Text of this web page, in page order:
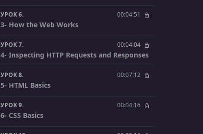
УРОК 6. 00:04:51
3- How the Web Works
УРОК 7. 00:04:04
4- Inspecting HTTP Requests and Responses
УРОК 8. 00:07:12
5- HTML Basics
УРОК 9. 00:04:16
6- CSS Basics